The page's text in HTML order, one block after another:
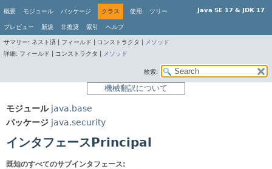
Java SE 17 & JDK 17
概要 モジュール パッケージ クラス 使用 ツリー
プレビュー 新規 非推奨 索引 ヘルプ
サマリー: ネスト済 | フィールド | コンストラクタ |
メソッド
詳細: フィールド | コンストラクタ | メソッド
検索:
機械翻訳について
モジュール java.base
パッケージ java.security
インタフェースPrincipal
既知のすべてのサブインタフェース: